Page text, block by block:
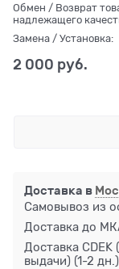
Обмен / Возврат
надлежащего
Замена / Установка:
2 000 руб.
Доставка в
Самовывоз из
Доставка до
Доставка
выдачи) (1-2 дн.)